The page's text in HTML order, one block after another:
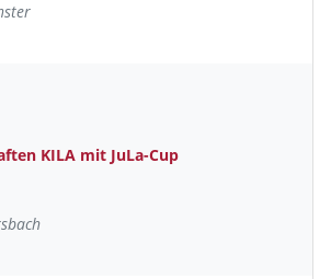
KILA mit JuLa-Cup